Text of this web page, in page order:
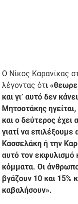
Ο Νίκος Καρανίκας
λέγοντας ότι
και γι’ αυτό δεν
Μητσοτάκης
και ο δεύτερος
γιατί να
Κασσελάκη ή την
αυτό τον εκφυλισμό
κόμματα. Οι
βγάζουν 10 και 15%
καβαλήσουν».